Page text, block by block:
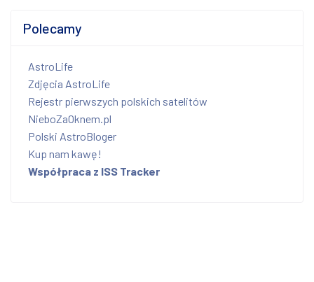
Polecamy
AstroLife
Zdjęcia AstroLife
Rejestr pierwszych polskich satelitów
NieboZaOknem.pl
Polski AstroBloger
Kup nam kawę!
Współpraca z ISS Tracker